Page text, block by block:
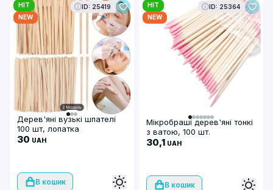
HIT
NEW
ID: 25419
Дерев'яні вузькі шпателі
100 шт, лопатка
30 UAH
В кошик
HIT
NEW
ID: 25364
Мікробраші дерев'яні тонкі
з ватою, 100 шт.
30,1 UAH
В кошик